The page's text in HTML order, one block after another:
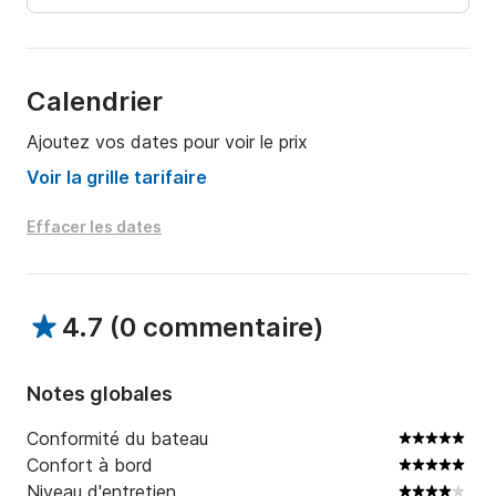
Rejoignez Greece Cruises et découvrez pourquoi la
Calendrier
Ajoutez vos dates pour voir le prix
Voir la grille tarifaire
Effacer les dates
4.7 (0 commentaire)
Notes globales
Conformité du bateau
Confort à bord